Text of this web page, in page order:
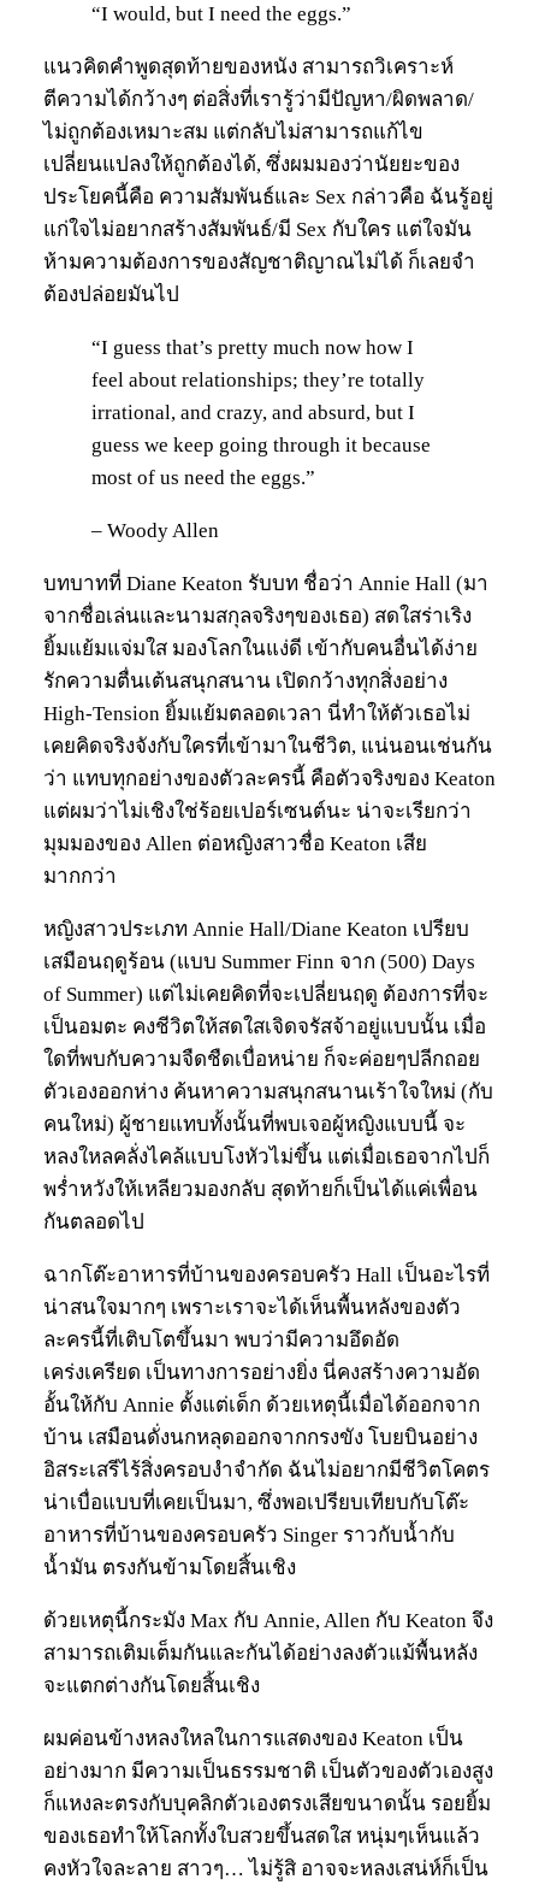
“I would, but I need the eggs.”
แนวคิดคำพูดสุดท้ายของหนัง สามารถวิเคราะห์
ตีความได้กว้างๆ ต่อสิ่งที่เรารู้ว่ามีปัญหา/ผิดพลาด/
ไม่ถูกต้องเหมาะสม แต่กลับไม่สามารถแก้ไข
เปลี่ยนแปลงให้ถูกต้องได้, ซึ่งผมมองว่านัยยะของ
ประโยคนี้คือ ความสัมพันธ์และ Sex กล่าวคือ ฉันรู้อยู่
แก่ใจไม่อยากสร้างสัมพันธ์/มี Sex กับใคร แต่ใจมัน
ห้ามความต้องการของสัญชาติญาณไม่ได้ ก็เลยจำ
ต้องปล่อยมันไป
“I guess that’s pretty much now how I
feel about relationships; they’re totally
irrational, and crazy, and absurd, but I
guess we keep going through it because
most of us need the eggs.”
– Woody Allen
บทบาทที่ Diane Keaton รับบท ชื่อว่า Annie Hall (มา
จากชื่อเล่นและนามสกุลจริงๆของเธอ) สดใสร่าเริง
ยิ้มแย้มแจ่มใส มองโลกในแง่ดี เข้ากับคนอื่นได้ง่าย
รักความตื่นเต้นสนุกสนาน เปิดกว้างทุกสิ่งอย่าง
High-Tension ยิ้มแย้มตลอดเวลา นี่ทำให้ตัวเธอไม่
เคยคิดจริงจังกับใครที่เข้ามาในชีวิต, แน่นอนเช่นกัน
ว่า แทบทุกอย่างของตัวละครนี้ คือตัวจริงของ Keaton
แต่ผมว่าไม่เชิงใช่ร้อยเปอร์เซนต์นะ น่าจะเรียกว่า
มุมมองของ Allen ต่อหญิงสาวชื่อ Keaton เสีย
มากกว่า
หญิงสาวประเภท Annie Hall/Diane Keaton เปรียบ
เสมือนฤดูร้อน (แบบ Summer Finn จาก (500) Days
of Summer) แต่ไม่เคยคิดที่จะเปลี่ยนฤดู ต้องการที่จะ
เป็นอมตะ คงชีวิตให้สดใสเจิดจรัสจ้าอยู่แบบนั้น เมื่อ
ใดที่พบกับความจืดชืดเบื่อหน่าย ก็จะค่อยๆปลีกถอย
ตัวเองออกห่าง ค้นหาความสนุกสนานเร้าใจใหม่ (กับ
คนใหม่) ผู้ชายแทบทั้งนั้นที่พบเจอผู้หญิงแบบนี้ จะ
หลงใหลคลั่งไคล้แบบโงหัวไม่ขึ้น แต่เมื่อเธอจากไปก็
พร่ำหวังให้เหลียวมองกลับ สุดท้ายก็เป็นได้แค่เพื่อน
กันตลอดไป
ฉากโต๊ะอาหารที่บ้านของครอบครัว Hall เป็นอะไรที่
น่าสนใจมากๆ เพราะเราจะได้เห็นพื้นหลังของตัว
ละครนี้ที่เติบโตขึ้นมา พบว่ามีความอึดอัด
เคร่งเครียด เป็นทางการอย่างยิ่ง นี่คงสร้างความอัด
อั้นให้กับ Annie ตั้งแต่เด็ก ด้วยเหตุนี้เมื่อได้ออกจาก
บ้าน เสมือนดั่งนกหลุดออกจากกรงขัง โบยบินอย่าง
อิสระเสรีไร้สิ่งครอบงำจำกัด ฉันไม่อยากมีชีวิตโคตร
น่าเบื่อแบบที่เคยเป็นมา, ซึ่งพอเปรียบเทียบกับโต๊ะ
อาหารที่บ้านของครอบครัว Singer ราวกับน้ำกับ
น้ำมัน ตรงกันข้ามโดยสิ้นเชิง
ด้วยเหตุนี้กระมัง Max กับ Annie, Allen กับ Keaton จึง
สามารถเติมเต็มกันและกันได้อย่างลงตัวแม้พื้นหลัง
จะแตกต่างกันโดยสิ้นเชิง
ผมค่อนข้างหลงใหลในการแสดงของ Keaton เป็น
อย่างมาก มีความเป็นธรรมชาติ เป็นตัวของตัวเองสูง
ก็แหงละตรงกับบุคลิกตัวเองตรงเสียขนาดนั้น รอยยิ้ม
ของเธอทำให้โลกทั้งใบสวยขึ้นสดใส หนุ่มๆเห็นแล้ว
คงหัวใจละลาย สาวๆ… ไม่รู้สิ อาจจะหลงเสน่ห์ก็เป็น